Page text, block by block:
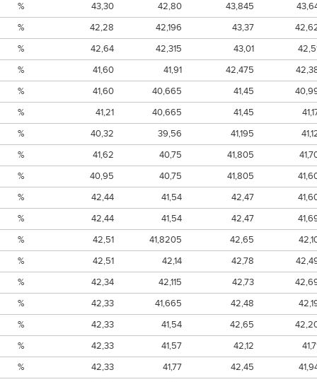
%
43,30 42,80 43,845
%
42,28 42,196 43,37
%
42,64 42,315 43,01
%
41,60 41,91 42,475
%
41,60 40,665 41,45
%
41,21 40,665 41,45
%
40,32 39,56 41,195
%
41,62 40,75 41,805
%
40,95 40,75 41,805
%
42,44 41,54 42,47
%
42,44 41,54 42,47
%
42,51 41,8205 42,65
%
42,51 42,14 42,78
%
42,34 42,115 42,73
%
42,33 41,665 42,48
%
42,33 41,54 42,65
%
42,33 41,57 42,12
%
42,33 41,77 42,45